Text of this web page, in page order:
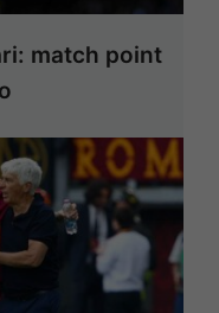
match point